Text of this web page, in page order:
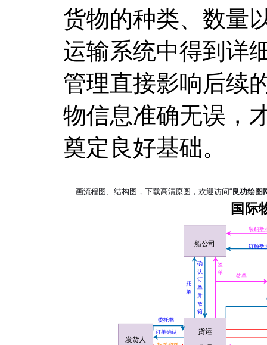
货物的种类、数量
运输系统中得到详
管理直接影响后续
物信息准确无误，
奠定良好基础。